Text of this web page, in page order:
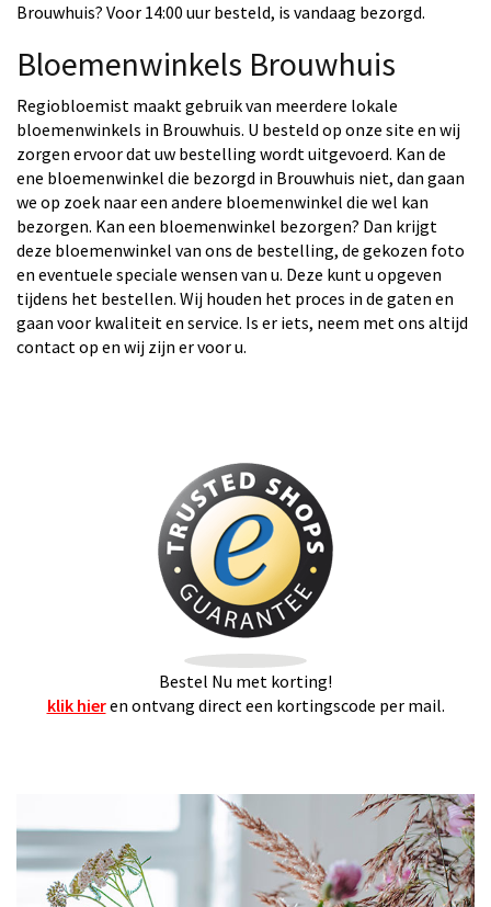
Brouwhuis? Voor 14:00 uur besteld, is vandaag bezorgd.
Bloemenwinkels Brouwhuis
Regiobloemist maakt gebruik van meerdere lokale
bloemenwinkels in Brouwhuis. U besteld op onze site en wij
zorgen ervoor dat uw bestelling wordt uitgevoerd. Kan de
ene bloemenwinkel die bezorgd in Brouwhuis niet, dan gaan
we op zoek naar een andere bloemenwinkel die wel kan
bezorgen. Kan een bloemenwinkel bezorgen? Dan krijgt
deze bloemenwinkel van ons de bestelling, de gekozen foto
en eventuele speciale wensen van u. Deze kunt u opgeven
tijdens het bestellen. Wij houden het proces in de gaten en
gaan voor kwaliteit en service. Is er iets, neem met ons altijd
contact op en wij zijn er voor u.
Bestel Nu met korting!
klik hieren ontvang direct een kortingscode per mail.